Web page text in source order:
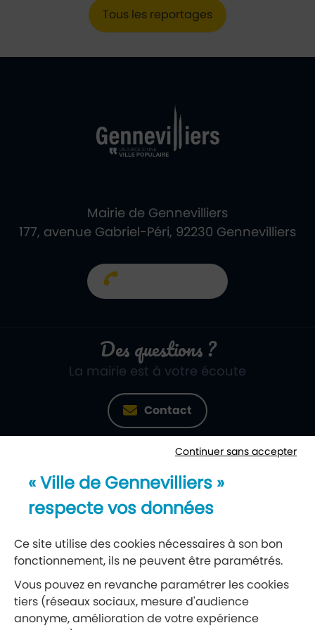
Tous les reportages
Mairie de Gennevilliers
177, avenue Gabriel-Péri, 92230 Gennevilliers
Des questions ?
La mairie est à votre écoute
Contact
Newsletter
Réseaux sociaux
Suivez-nous
Continuer sans accepter
« Ville de Gennevilliers »
respecte vos données
Ce site utilise des cookies nécessaires à son bon
fonctionnement, ils ne peuvent être paramétrés.
Vous pouvez en revanche paramétrer les cookies
tiers (réseaux sociaux, mesure d'audience
anonyme, amélioration de votre expérience